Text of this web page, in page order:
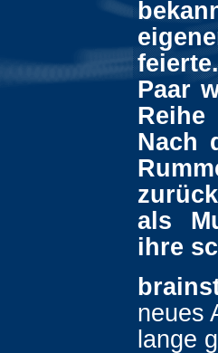
Paar
Nach
als
ihre
neues
lange